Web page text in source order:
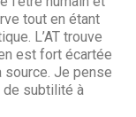
tout en étant
L’AT trouve
est fort écartée
Je pense
de subtilité à